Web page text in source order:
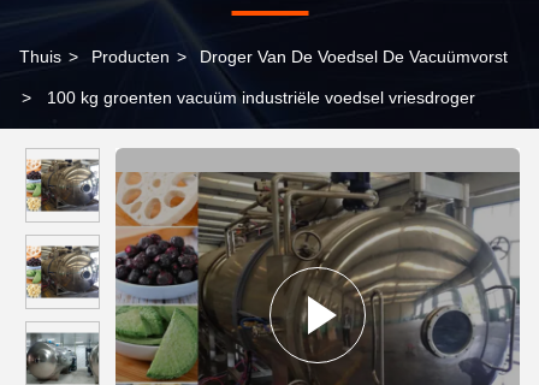
Thuis > Producten > Droger Van De Voedsel De Vacuümvorst
> 100 kg groenten vacuüm industriële voedsel vriesdroger